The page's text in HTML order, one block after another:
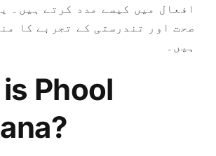
افعال میں کیسے مدد کرتے ہیں۔
صحت اور تندرستی کے تجربے کا
ہیں۔
Phool